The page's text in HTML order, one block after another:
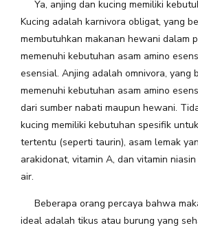
Ya, anjing dan kucing memiliki
Kucing adalah karnivora obligat, yang
membutuhkan makanan hewani dalam
memenuhi kebutuhan asam amino
esensial. Anjing adalah omnivora, yang
memenuhi kebutuhan asam amino
dari sumber nabati maupun hewani.
kucing memiliki kebutuhan spesifik
tertentu (seperti taurin), asam lemak
arakidonat, vitamin A, dan vitamin
air.
Beberapa orang percaya bahwa
ideal adalah tikus atau burung yang